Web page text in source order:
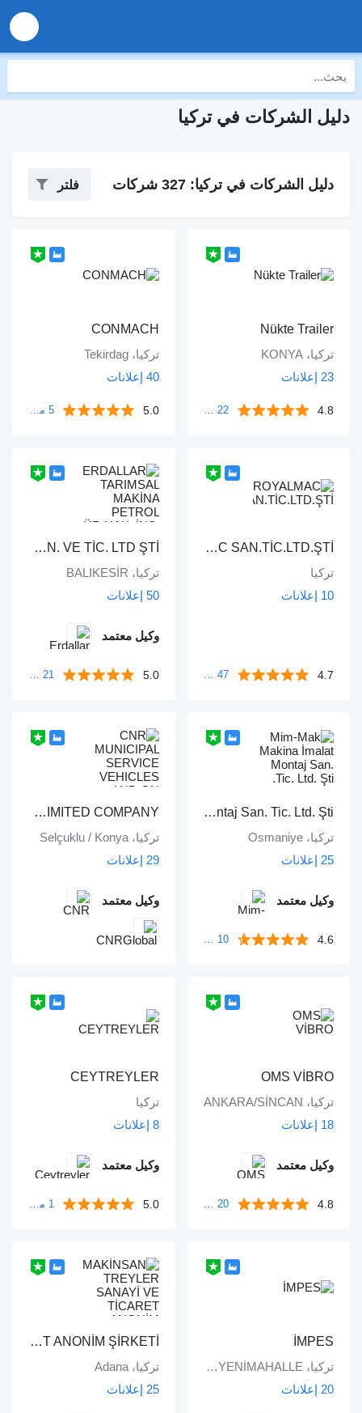
دليل الشركات في تركيا
دليل الشركات في تركيا: 327 شركات فلتر
Nükte Trailer
تركيا، KONYA
23 إعلانات
4.8 22 مراجعات
CONMACH
تركيا، Tekirdag
40 إعلانات
5.0 5 مراجعات
ROYALMAC SAN.TİC.LTD.ŞTİ
تركيا
10 إعلانات
4.7 47 مراجعات
ERDALLAR TARIMSAL MAKİNA PETROL ÜR.NAK. İNŞ. HAYV. SAN. VE TİC. LTD ŞTİ
تركيا، BALIKESİR
50 إعلانات
وكيل معتمد
5.0 21 مراجعات
Mim-Mak Makina İmalat Montaj San. Tic. Ltd. Şti.
تركيا، Osmaniye
25 إعلانات
وكيل معتمد
4.6 10 مراجعات
CNR MUNICIPAL SERVICE VEHICLES AND ON VEHICLE EQUIPMENT INDUSTRY TRADE LIMITED COMPANY
تركيا، Selçuklu / Konya
29 إعلانات
وكيل معتمد
OMS VİBRO
تركيا، ANKARA/SİNCAN
18 إعلانات
وكيل معتمد
4.8 20 مراجعات
CEYTREYLER
تركيا
8 إعلانات
وكيل معتمد
5.0 1 مراجعة
İMPES
تركيا، ANKARA/YENİMAHALLE
20 إعلانات
MAKİNSAN TREYLER SANAYİ VE TİCARET ANONİM ŞİRKETİ
تركيا، Adana
25 إعلانات